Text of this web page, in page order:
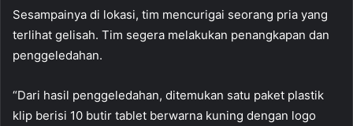
Sesampainya di lokasi, tim mencurigai seorang pria yang
terlihat gelisah. Tim segera melakukan penangkapan dan
penggeledahan.
“Dari hasil penggeledahan, ditemukan satu paket plastik
klip berisi 10 butir tablet berwarna kuning dengan logo